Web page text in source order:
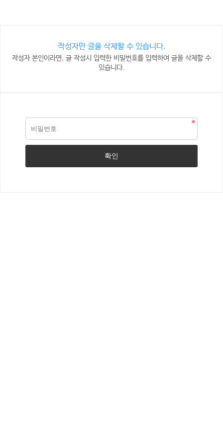
작성자만 글을 삭제할 수 있습니다.
작성자 본인이라면, 글 작성시 입력한 비밀번호를 입력하여 글을 삭제할 수
있습니다.